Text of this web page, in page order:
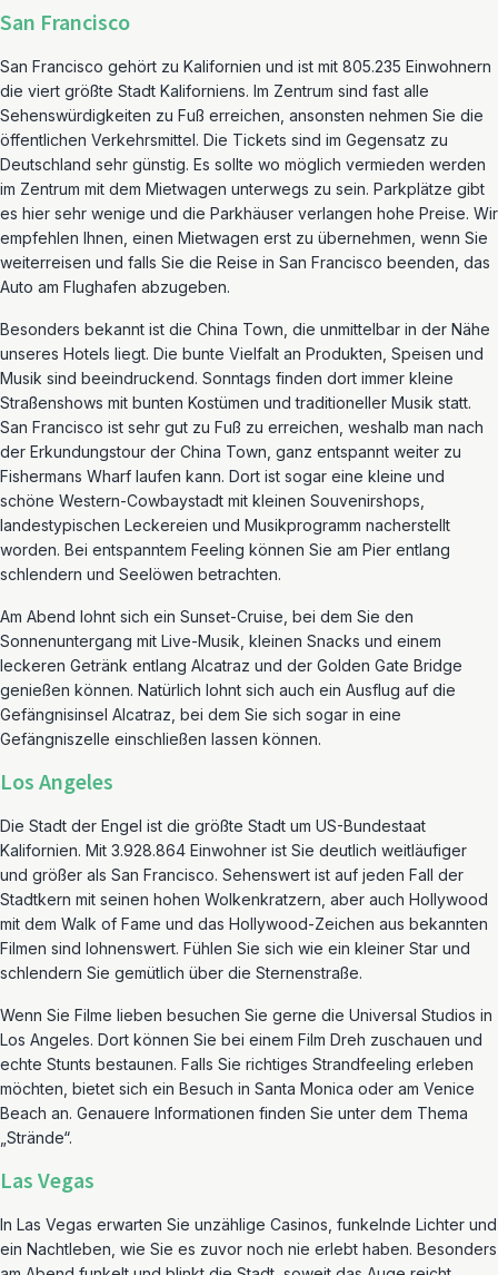
San Francisco
San Francisco gehört zu Kalifornien und ist mit 805.235 Einwohnern
die viert größte Stadt Kaliforniens. Im Zentrum sind fast alle
Sehenswürdigkeiten zu Fuß erreichen, ansonsten nehmen Sie die
öffentlichen Verkehrsmittel. Die Tickets sind im Gegensatz zu
Deutschland sehr günstig. Es sollte wo möglich vermieden werden
im Zentrum mit dem Mietwagen unterwegs zu sein. Parkplätze gibt
es hier sehr wenige und die Parkhäuser verlangen hohe Preise. Wir
empfehlen Ihnen, einen Mietwagen erst zu übernehmen, wenn Sie
weiterreisen und falls Sie die Reise in San Francisco beenden, das
Auto am Flughafen abzugeben.
Besonders bekannt ist die China Town, die unmittelbar in der Nähe
unseres Hotels liegt. Die bunte Vielfalt an Produkten, Speisen und
Musik sind beeindruckend. Sonntags finden dort immer kleine
Straßenshows mit bunten Kostümen und traditioneller Musik statt.
San Francisco ist sehr gut zu Fuß zu erreichen, weshalb man nach
der Erkundungstour der China Town, ganz entspannt weiter zu
Fishermans Wharf laufen kann. Dort ist sogar eine kleine und
schöne Western-Cowbaystadt mit kleinen Souvenirshops,
landestypischen Leckereien und Musikprogramm nacherstellt
worden. Bei entspanntem Feeling können Sie am Pier entlang
schlendern und Seelöwen betrachten.
Am Abend lohnt sich ein Sunset-Cruise, bei dem Sie den
Sonnenuntergang mit Live-Musik, kleinen Snacks und einem
leckeren Getränk entlang Alcatraz und der Golden Gate Bridge
genießen können. Natürlich lohnt sich auch ein Ausflug auf die
Gefängnisinsel Alcatraz, bei dem Sie sich sogar in eine
Gefängniszelle einschließen lassen können.
Los Angeles
Die Stadt der Engel ist die größte Stadt um US-Bundestaat
Kalifornien. Mit 3.928.864 Einwohner ist Sie deutlich weitläufiger
und größer als San Francisco. Sehenswert ist auf jeden Fall der
Stadtkern mit seinen hohen Wolkenkratzern, aber auch Hollywood
mit dem Walk of Fame und das Hollywood-Zeichen aus bekannten
Filmen sind lohnenswert. Fühlen Sie sich wie ein kleiner Star und
schlendern Sie gemütlich über die Sternenstraße.
Wenn Sie Filme lieben besuchen Sie gerne die Universal Studios in
Los Angeles. Dort können Sie bei einem Film Dreh zuschauen und
echte Stunts bestaunen. Falls Sie richtiges Strandfeeling erleben
möchten, bietet sich ein Besuch in Santa Monica oder am Venice
Beach an. Genauere Informationen finden Sie unter dem Thema
„Strände“.
Las Vegas
In Las Vegas erwarten Sie unzählige Casinos, funkelnde Lichter und
ein Nachtleben, wie Sie es zuvor noch nie erlebt haben. Besonders